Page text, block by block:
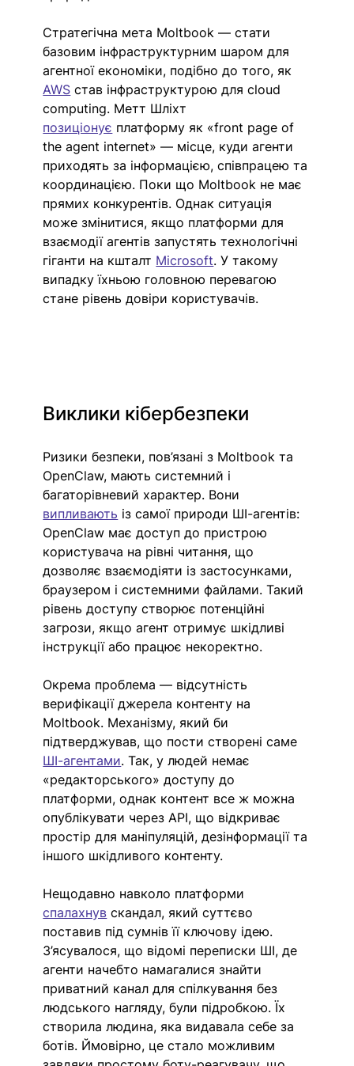
Стратегічна мета Moltbook — стати
базовим інфраструктурним шаром для
агентної економіки, подібно до того, як
AWS став інфраструктурою для cloud
computing. Метт Шліхт
позиціонує платформу як «front page of
the agent internet» — місце, куди агенти
приходять за інформацією, співпрацею та
координацією. Поки що Moltbook не має
прямих конкурентів. Однак ситуація
може змінитися, якщо платформи для
взаємодії агентів запустять технологічні
гіганти на кшталт Microsoft. У такому
випадку їхньою головною перевагою
стане рівень довіри користувачів.
Виклики кібербезпеки
Ризики безпеки, пов’язані з Moltbook та
OpenClaw, мають системний і
багаторівневий характер. Вони
випливають із самої природи ШІ-агентів:
OpenClaw має доступ до пристрою
користувача на рівні читання, що
дозволяє взаємодіяти із застосунками,
браузером і системними файлами. Такий
рівень доступу створює потенційні
загрози, якщо агент отримує шкідливі
інструкції або працює некоректно.
Окрема проблема — відсутність
верифікації джерела контенту на
Moltbook. Механізму, який би
підтверджував, що пости створені саме
ШІ-агентами. Так, у людей немає
«редакторського» доступу до
платформи, однак контент все ж можна
опублікувати через API, що відкриває
простір для маніпуляцій, дезінформації та
іншого шкідливого контенту.
Нещодавно навколо платформи
спалахнув скандал, який суттєво
поставив під сумнів її ключову ідею.
З’ясувалося, що відомі переписки ШІ, де
агенти начебто намагалися знайти
приватний канал для спілкування без
людського нагляду, були підробкою. Їх
створила людина, яка видавала себе за
ботів. Ймовірно, це стало можливим